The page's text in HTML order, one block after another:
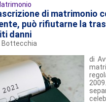
di matrimonio
può rifiutarne la
danni
Bottecchia
di